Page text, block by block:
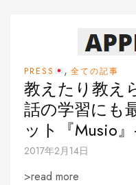
PRESS , 全ての記事
教えたり教
話の学習にも
ット『Musio』
2017年2月14日
>read more